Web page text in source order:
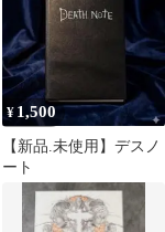
¥ 1,500
【新品.未使用】デスノ
ート